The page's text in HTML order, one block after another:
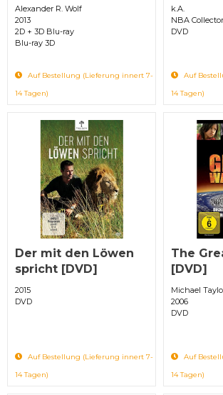
Alexander R. Wolf
2013
2D + 3D Blu-ray
Blu-ray 3D
Auf Bestellung (Lieferung innert 7-
14 Tagen)
k.A.
NBA
DVD
Auf
14 Tagen)
Der mit den Löwen
spricht [DVD]
2015
DVD
Auf Bestellung (Lieferung innert 7-
14 Tagen)
The
[DVD]
Michael
2006
DVD
Auf
14 Tagen)